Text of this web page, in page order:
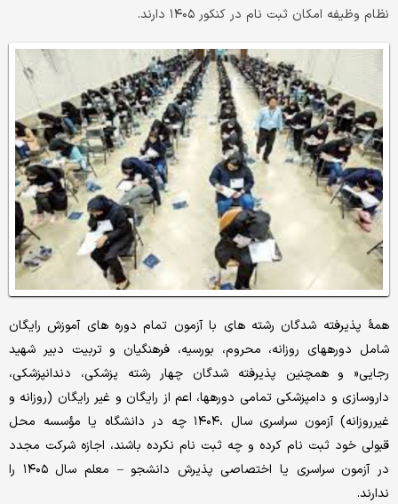
نظام وظیفه امکان ثبت نام در کنکور ۱۴۰۵ دارند.
همۀ پذیرفته شدگان رشته های با آزمون تمام دوره های آموزش رایگان
شامل دورههای روزانه، محروم، بورسیه، فرهنگیان و تربیت دبیر شهید
رجایی« و همچنین پذیرفته شدگان چهار رشته پزشکی، دندانپزشکی،
داروسازی و دامپزشکی تمامی دورهها، اعم از رایگان و غیر رایگان (روزانه و
غیرروزانه) آزمون سراسری سال ،۱۴۰۴ چه در دانشگاه یا مؤسسه محل
قبولی خود ثبت نام کرده و چه ثبت نام نکرده باشند، اجازه شرکت مجدد
در آزمون سراسری یا اختصاصی پذیرش دانشجو – معلم سال ۱۴۰۵ را
ندارند.